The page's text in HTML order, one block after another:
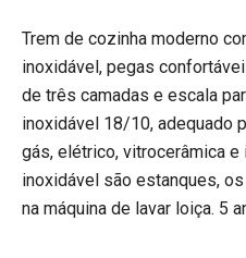
Trem de cozinha moderno
inoxidável, pegas
de três camadas e escala
inoxidável 18/10, adequado
gás, elétrico, vitrocerâmica
inoxidável são estanques,
na máquina de lavar loiça. 5